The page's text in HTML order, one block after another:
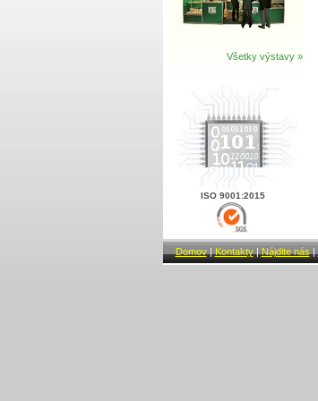
Všetky výstavy »
ISO 9001:2015
Domov| Kontakty| Nájdite nás |